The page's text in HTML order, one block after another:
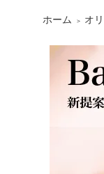
ホーム ＞ オ